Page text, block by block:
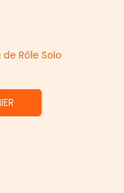
de Rôle Solo